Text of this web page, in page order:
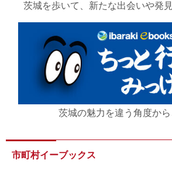
茨城を歩いて、新たな出会いや発
茨城の魅力を違う角度か
市町村イーブックス